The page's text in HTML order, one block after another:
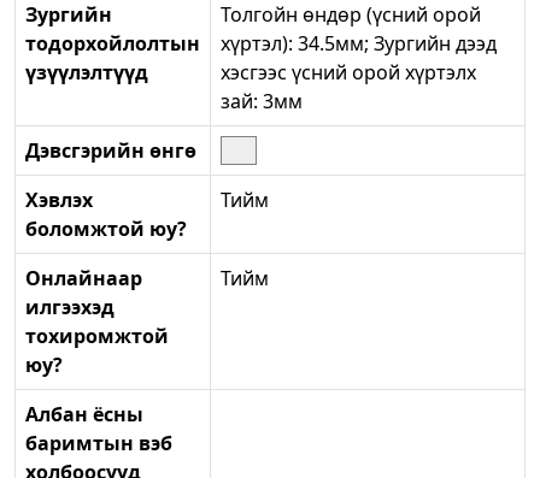
Зургийн
тодорхойлолтын
үзүүлэлтүүд
Толгойн өндөр (үсний орой
хүртэл): 34.5мм; Зургийн дээд
хэсгээс үсний орой хүртэлх
зай: 3мм
Дэвсгэрийн өнгө
Хэвлэх
боломжтой юу?
Тийм
Онлайнаар
илгээхэд
тохиромжтой
юу?
Тийм
Албан ёсны
баримтын вэб
холбоосууд